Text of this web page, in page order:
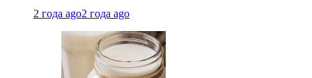
2 года ago2 года ago